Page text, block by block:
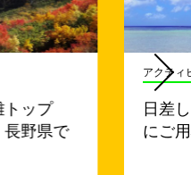
トップ
長野県で
アクティ
日差
にご